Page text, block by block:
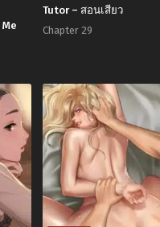
Tutor – สอนเสียว
Chapter 29